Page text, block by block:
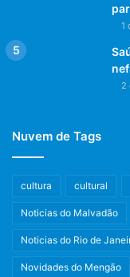
1
2
Nuvem de Tags
cultura cultural
Noticias do Malvadão
Noticias do Rio de
Novidades do Mengão